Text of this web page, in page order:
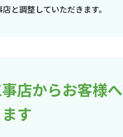
と調整していただきます。
店からお客様
す